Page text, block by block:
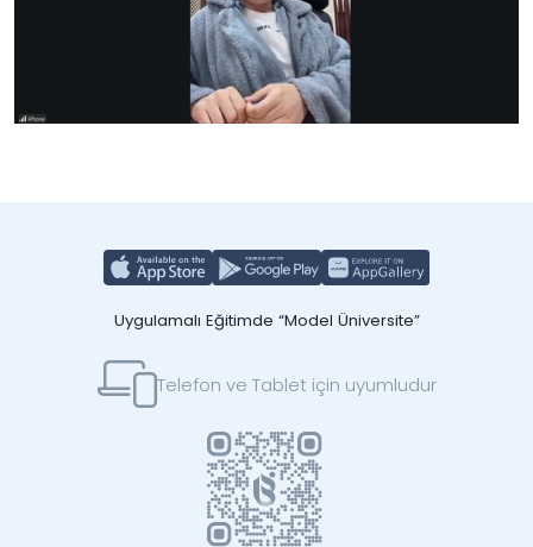
Uygulamalı Eğitimde “Model Üniversite”
Telefon ve Tablet için uyumludur